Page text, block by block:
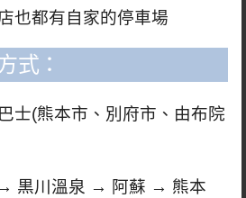
也都有自家的停車場
式：
士(熊本市、別府市、由布院
黒川溫泉 → 阿蘇 → 熊本